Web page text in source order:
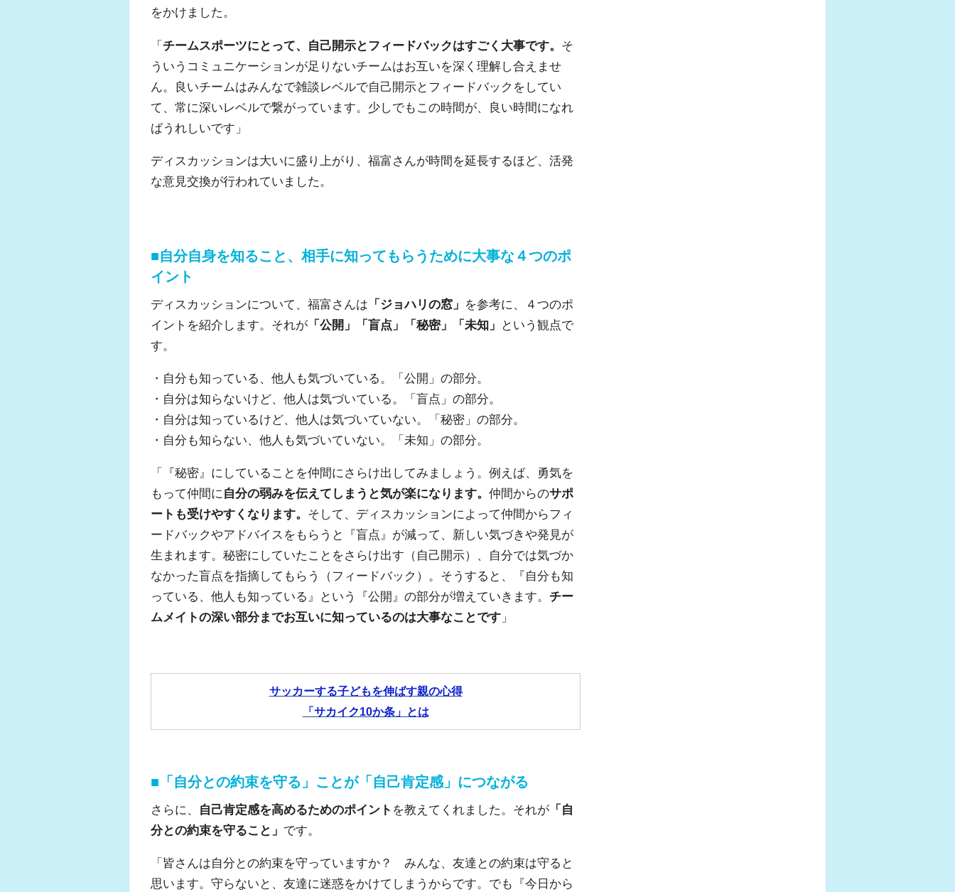
をかけました。
「チームスポーツにとって、自己開示とフィードバックはすごく大事です。 そ
ういうコミュニケーションが足りないチームはお互いを深く理解し合えませ
ん。良いチームはみんなで雑談レベルで自己開示とフィードバックをしてい
て、常に深いレベルで繋がっています。少しでもこの時間が、良い時間になれ
ばうれしいです」
ディスカッションは大いに盛り上がり、福富さんが時間を延長するほど、活発
な意見交換が行われていました。
■自分自身を知ること、相手に知ってもらうために大事な４つのポ
イント
ディスカッションについて、福富さんは 「ジョハリの窓」 を参考に、４つのポ
イントを紹介します。それが 「公開」「盲点」「秘密」「未知」 という観点で
す。
・自分も知っている、他人も気づいている。「公開」の部分。
・自分は知らないけど、他人は気づいている。「盲点」の部分。
・自分は知っているけど、他人は気づいていない。「秘密」の部分。
・自分も知らない、他人も気づいていない。「未知」の部分。
「『秘密』にしていることを仲間にさらけ出してみましょう。例えば、勇気を
もって仲間に自分の弱みを伝えてしまうと気が楽になります。 仲間からのサポ
ートも受けやすくなります。 そして、ディスカッションによって仲間からフィ
ードバックやアドバイスをもらうと『盲点』が減って、新しい気づきや発見が
生まれます。秘密にしていたことをさらけ出す（自己開示）、自分では気づか
なかった盲点を指摘してもらう（フィードバック）。そうすると、『自分も知
っている、他人も知っている』という『公開』の部分が増えていきます。 チー
ムメイトの深い部分までお互いに知っているのは大事なことです 」
サッカーする子どもを伸ばす親の心得
「サカイク10か条」とは
■「自分との約束を守る」ことが「自己肯定感」につながる
さらに、 自己肯定感を高めるためのポイント を教えてくれました。それが 「自
分との約束を守ること」 です。
「皆さんは自分との約束を守っていますか？ みんな、友達との約束は守ると
思います。守らないと、友達に迷惑をかけてしまうからです。でも『今日から